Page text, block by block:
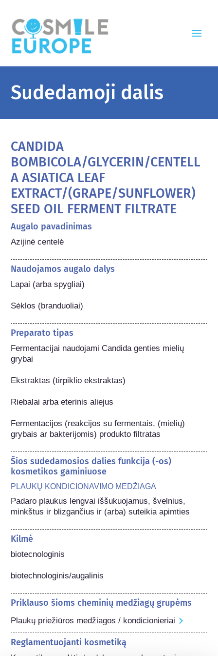
Sudedamoji dalis
CANDIDA
BOMBICOLA/GLYCERIN/CENTELL
A ASIATICA LEAF
EXTRACT/(GRAPE/SUNFLOWER)
SEED OIL FERMENT FILTRATE
Augalo pavadinimas
Azijinė centelė
Naudojamos augalo dalys
Lapai (arba spygliai)
Sėklos (branduoliai)
Preparato tipas
Fermentacijai naudojami Candida genties mielių
grybai
Ekstraktas (tirpiklio ekstraktas)
Riebalai arba eterinis aliejus
Fermentacijos (reakcijos su fermentais, (mielių)
grybais ar bakterijomis) produkto filtratas
Šios sudedamosios dalies funkcija (-os)
kosmetikos gaminiuose
PLAUKŲ KONDICIONAVIMO MEDŽIAGA
Padaro plaukus lengvai iššukuojamus, švelnius,
minkštus ir blizgančius ir (arba) suteikia apimties
Kilmė
biotecnologinis
biotechnologinis/augalinis
Priklauso šioms cheminių medžiagų grupėms
Plaukų priežiūros medžiagos / kondicionieriai
Reglamentuojanti kosmetiką